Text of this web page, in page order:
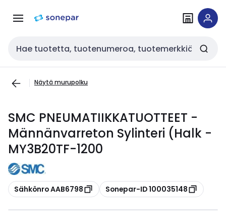
navigointiinsisältöön
Haku
Näytä murupolku
SMC PNEUMATIIKKATUOTTEET -
Männänvarreton Sylinteri (Halk -
MY3B20TF-1200
Kopioi
Sähkönro AAB6798 Kopioi
Sonepar-ID 100035148